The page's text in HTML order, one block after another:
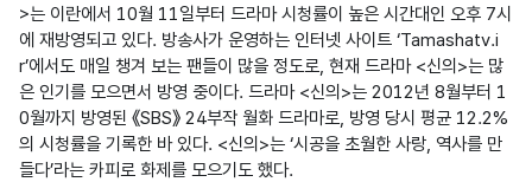
>는 이란에서 10월 11일부터 드라마 시청률이 높은 시간대인 오후 7시
에 재방영되고 있다. 방송사가 운영하는 인터넷 사이트 ‘Tamashatv.i
r’에서도 매일 챙겨 보는 팬들이 많을 정도로, 현재 드라마 <신의>는 많
은 인기를 모으면서 방영 중이다. 드라마 <신의>는 2012년 8월부터 1
0월까지 방영된 《SBS》 24부작 월화 드라마로, 방영 당시 평균 12.2%
의 시청률을 기록한 바 있다. <신의>는 ‘시공을 초월한 사랑, 역사를 만
들다’라는 카피로 화제를 모으기도 했다.